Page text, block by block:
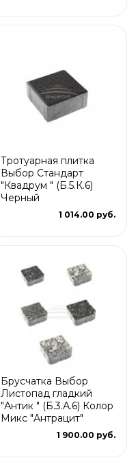
Тротуарная плитка
Выбор Стандарт
"Квадрум " (Б.5.К.6)
Черный
1 014.00 руб.
Брусчатка Выбор
Листопад гладкий
"Антик " (Б.3.А.6) Колор
Микс "Антрацит"
1 900.00 руб.